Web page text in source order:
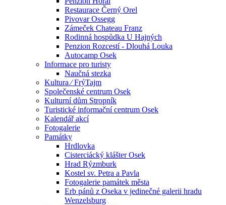
Restaurace Černý Orel
Pivovar Ossegg
Zámeček Chateau Franz
Rodinná hospůdka U Hajných
Penzion Rozcestí - Dlouhá Louka
Autocamp Osek
Informace pro turisty
Naučná stezka
Kultura ⁄ FrýTajm
Společenské centrum Osek
Kulturní dům Stropník
Turistické informační centrum Osek
Kalendář akcí
Fotogalerie
Památky
Hrdlovka
Cisterciácký klášter Osek
Hrad Rýzmburk
Kostel sv. Petra a Pavla
Fotogalerie památek města
Erb pánů z Oseka v jedinečné galerii hradu
Wenzelsburg